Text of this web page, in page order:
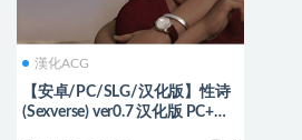
漢化ACG
【安卓/PC/SLG/汉化版】性诗
(Sexverse) ver0.7 汉化版 PC+安